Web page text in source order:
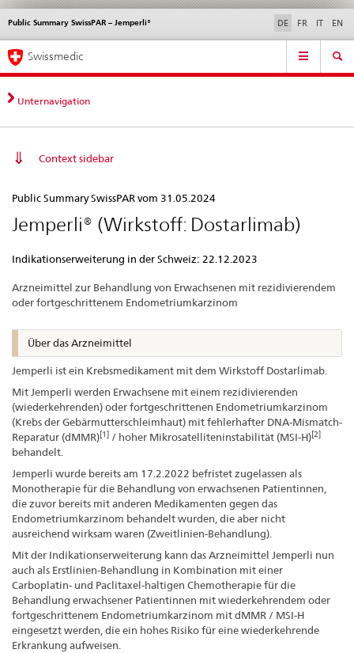
Direktnavigation
News,
Rechtsgrundlagen,
Kontakt
News & Updates Kontakt | Support & Hilfe
Public Summary SwissPAR – Jemperli®
Sprachwahl DE FR IT EN
Service
Hauptnavigation
Swissmedic
Unternavigation
Context sidebar
Summary
SwissPAR
–
Public Summary SwissPAR vom 31.05.2024
Jemperli® (Wirkstoff: Dostarlimab)
Indikationserweiterung in der Schweiz: 22.12.2023
Arzneimittel zur Behandlung von Erwachsenen mit rezidivierendem
oder fortgeschrittenem Endometriumkarzinom
Über das Arzneimittel
Jemperli ist ein Krebsmedikament mit dem Wirkstoff Dostarlimab.
Mit Jemperli werden Erwachsene mit einem rezidivierenden
(wiederkehrenden) oder fortgeschrittenen Endometriumkarzinom
(Krebs der Gebärmutterschleimhaut) mit fehlerhafter DNA-Mismatch-
Reparatur (dMMR)[1] / hoher Mikrosatelliteninstabilität (MSI-H)[2]
behandelt.
Jemperli wurde bereits am 17.2.2022 befristet zugelassen als
Monotherapie für die Behandlung von erwachsenen Patientinnen,
die zuvor bereits mit anderen Medikamenten gegen das
Endometriumkarzinom behandelt wurden, die aber nicht
ausreichend wirksam waren (Zweitlinien-Behandlung).
Mit der Indikationserweiterung kann das Arzneimittel Jemperli nun
auch als Erstlinien-Behandlung in Kombination mit einer
Carboplatin- und Paclitaxel-haltigen Chemotherapie für die
Behandlung erwachsener Patientinnen mit wiederkehrendem oder
fortgeschrittenem Endometriumkarzinom mit dMMR / MSI-H
eingesetzt werden, die ein hohes Risiko für eine wiederkehrende
Erkrankung aufweisen.